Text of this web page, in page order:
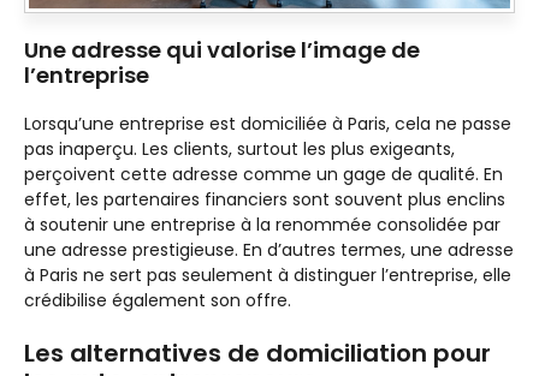
Une adresse qui valorise l’image de
l’entreprise
Lorsqu’une entreprise est domiciliée à Paris, cela ne passe
pas inaperçu. Les clients, surtout les plus exigeants,
perçoivent cette adresse comme un gage de qualité. En
effet, les partenaires financiers sont souvent plus enclins
à soutenir une entreprise à la renommée consolidée par
une adresse prestigieuse. En d’autres termes, une adresse
à Paris ne sert pas seulement à distinguer l’entreprise, elle
crédibilise également son offre.
Les alternatives de domiciliation pour